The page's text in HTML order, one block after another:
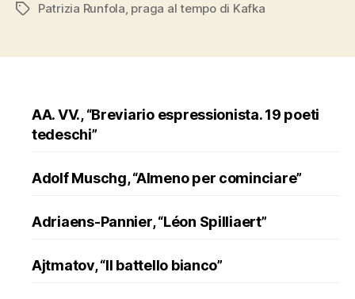
tempo
Kafka””
TagsPatrizia Runfola, praga al tempo di Kafka
AA. VV., “Breviario espressionista. 19 poeti
tedeschi”
Adolf Muschg, “Almeno per cominciare”
Adriaens-Pannier, “Léon Spilliaert”
Ajtmatov, “Il battello bianco”